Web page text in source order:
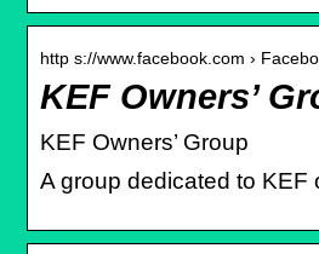
http s://www.facebook.com ›
KEF Owners’
KEF Owners’ Group
A group dedicated to KEF